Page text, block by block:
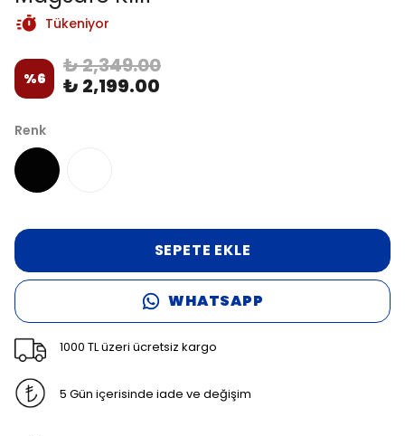
Tükeniyor
%6
₺ 2,349.00
₺ 2,199.00
Renk
SEPETE EKLE
WHATSAPP
1000 TL üzeri ücretsiz kargo
5 Gün içerisinde iade ve değişim